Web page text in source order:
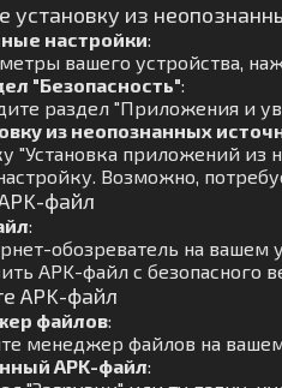
установку из
настройки:
вашего устройства,
"Безопасность":
раздел "Приложения и
из неопознанных
"Установка приложений из
Возможно,
файл
:
обозреватель на вашем
APK-файл с безопасного
APK-файл
файлов:
менеджер файлов на
APK-файл: